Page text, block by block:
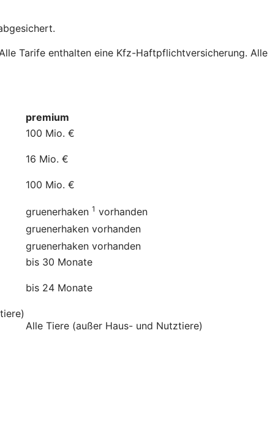
Tarife enthalten eine Kfz-Haftpflichtversicherung. Alle
premium
100 Mio. €
16 Mio. €
100 Mio. €
gruenerhaken 1 vorhanden
gruenerhaken vorhanden
gruenerhaken vorhanden
bis 30 Monate
bis 24 Monate
Alle Tiere (außer Haus- und Nutztiere)